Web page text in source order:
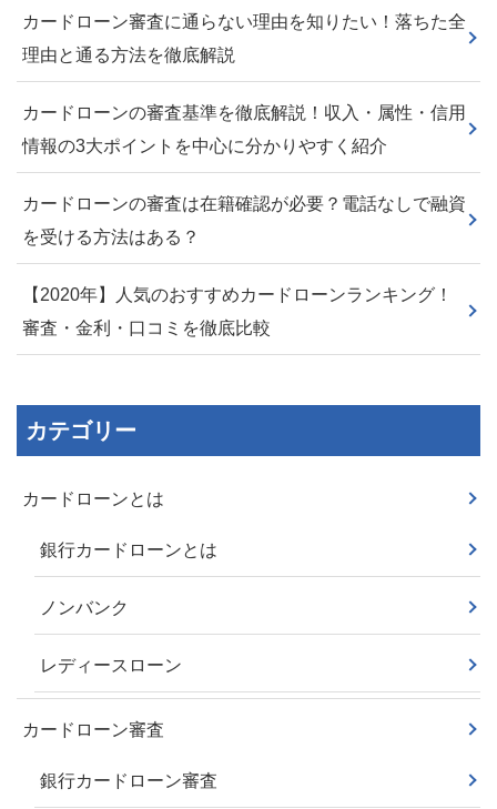
カードローン審査に通らない理由を知りたい！落ちた全
理由と通る方法を徹底解説
カードローンの審査基準を徹底解説！収入・属性・信用
情報の3大ポイントを中心に分かりやすく紹介
カードローンの審査は在籍確認が必要？電話なしで融資
を受ける方法はある？
【2020年】人気のおすすめカードローンランキング！
審査・金利・口コミを徹底比較
カテゴリー
カードローンとは
銀行カードローンとは
ノンバンク
レディースローン
カードローン審査
銀行カードローン審査